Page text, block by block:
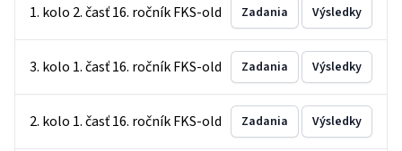
1. kolo 2. časť 16. ročník FKS-old Zadania Výsledky
3. kolo 1. časť 16. ročník FKS-old Zadania Výsledky
2. kolo 1. časť 16. ročník FKS-old Zadania Výsledky